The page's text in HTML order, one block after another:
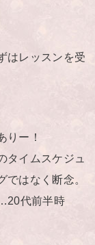
はレッスンを受
りー！
タイムスケジュ
はなく断念。
代前半時